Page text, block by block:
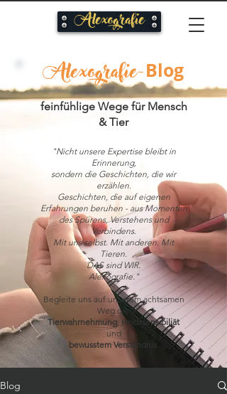
Alexografie
Alexografie-Blog
feinfühlige Wege für Mensch
& Tier
"Nicht unsere Expertise bleibt in
Erinnerung,
sondern die Geschichten, die wir
erzählen.
Geschichten, die auf eigenen
Erfahrungen beruhen - aus Momenten
des Spürens, Verstehens und
Verbindens.
Mit uns selbst. Mit anderen. Mit
Tieren.
DAS sind WIR.
Alexografie."
Begleite uns auf unserem achtsamen
Weg der
Tierwahrnehmung, Hochsensibiliät
und
bewusstem Verständnis.
Blog